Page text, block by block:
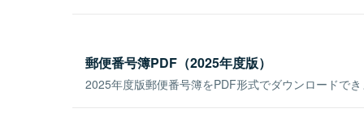
郵便番号簿PDF（2025年度版）
2025年度版郵便番号簿をPDF形式でダウンロードで